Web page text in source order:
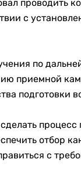
проводить
с
по
приемной
подготовки
процесс
отбор
с